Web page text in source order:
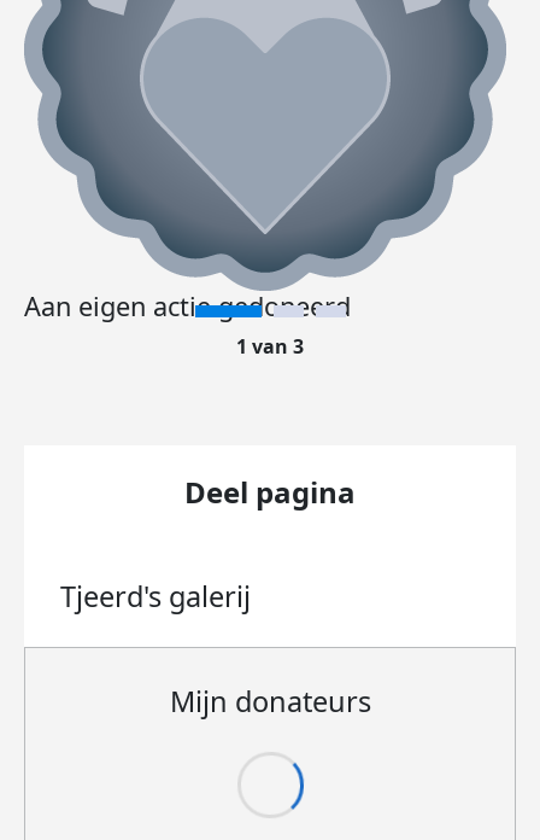
Aan eigen actie gedoneerd
1 van 3
Deel pagina
Tjeerd's galerij
Mijn donateurs